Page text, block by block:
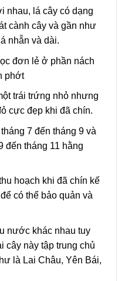
nhau, lá cây có dạng
cành cây và gần như
nhẵn và dài.
đơn lẻ ở phần nách
phớt
trái trứng nhỏ nhưng
cực đẹp khi đã chín.
7 đến tháng 9 và
đến tháng 11 hằng
hoạch khi đã chín kế
có thể bảo quản và
nước khác nhau tuy
cây này tập trung chủ
là Lai Châu, Yên Bái,